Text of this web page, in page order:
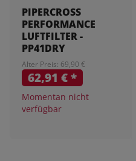
PIPERCROSS
PERFORMANCE
LUFTFILTER -
PP41DRY
Alter Preis: 69,90 €
62,91 €*
Momentan nicht
verfügbar